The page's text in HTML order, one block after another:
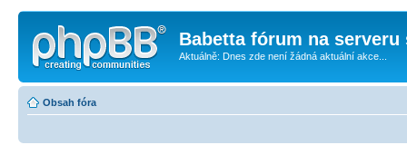
Babetta fórum na serveru
Aktuálně: Dnes zde není žádná aktuální akce...
Obsah fóra